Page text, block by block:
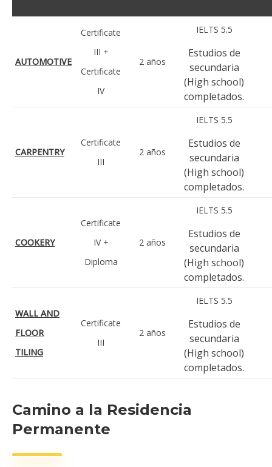
AUTOMOTIVE
Certificate
III +
Certificate
IV
2 años
IELTS 5.5
Estudios de
secundaria
(High school)
completados.
CARPENTRY
Certificate
III
2 años
IELTS 5.5
Estudios de
secundaria
(High school)
completados.
COOKERY
Certificate
IV +
Diploma
2 años
IELTS 5.5
Estudios de
secundaria
(High school)
completados.
WALL AND
FLOOR
TILING
Certificate
III
2 años
IELTS 5.5
Estudios de
secundaria
(High school)
completados.
Camino a la Residencia
Permanente